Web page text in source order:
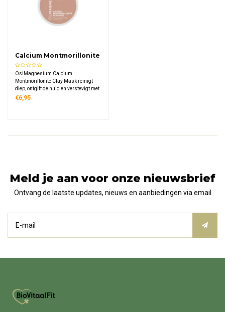
Calcium Montmorillonite
Clay Mask
OsiMagnesium Calcium
Montmorillonite Clay Mask reinigt
diep, ontgift de huid en verstevigt met
mineralen uit pure montmorilloniet
€6,95
Meld je aan voor onze nieuwsbrief
Ontvang de laatste updates, nieuws en aanbiedingen via email